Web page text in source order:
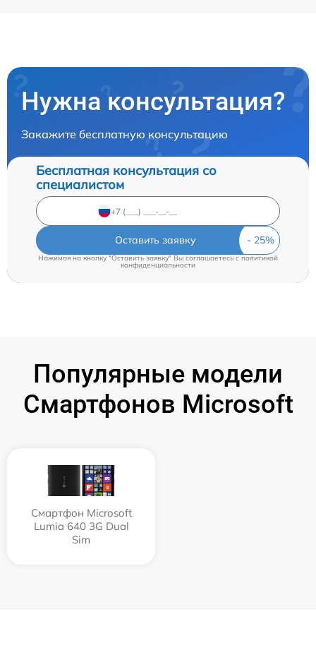
Нужна консультация?
Закажите бесплатную консультацию
Бесплатная консультация со
специалистом
Оставить заявку
Нажимая на кнопку "Оставить заявку" Вы соглашаетесь c политикой
конфиденциальности
Популярные модели
Смартфонов Microsoft
Смартфон Microsoft
Lumia 640 3G Dual
Sim